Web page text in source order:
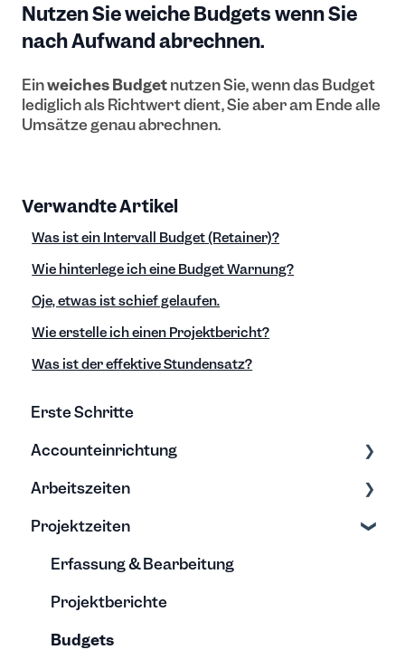
Nutzen Sie weiche Budgets wenn Sie
nach Aufwand abrechnen.
Einweiches Budgetnutzen Sie, wenn das Budget
lediglich als Richtwert dient, Sie aber am Ende alle
Umsätze genau abrechnen.
Verwandte Artikel
Was ist ein Intervall Budget (Retainer)?
Wie hinterlege ich eine Budget Warnung?
Oje, etwas ist schief gelaufen.
Wie erstelle ich einen Projektbericht?
Was ist der effektive Stundensatz?
Erste Schritte
Accounteinrichtung
Einstellungen
Export/Import & Backups
Hilfe & Tipps
Arbeitszeiten
Zeiten erfassen
Zeiten bearbeiten
Projektzeiten
Erfassung & Bearbeitung
Projektberichte
Budgets